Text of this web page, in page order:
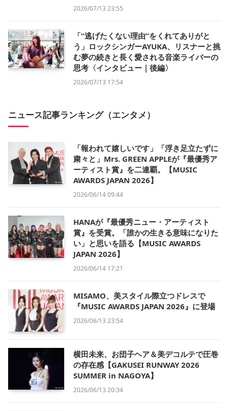
2026/07/13 23:55
「“逃げたくない理由”をくれてありがと
う」ロックシンガーAYUKA、リスナーと挑
む夢の続きと長く愛される音楽ライバーの
思考〈インタビュー｜後編〉
2026/07/13 17:54
ニュース記事ランキング（エンタメ）
「報われて嬉しいです」「浮き足立たずに
粛々と」Mrs. GREEN APPLEが『最優秀ア
ーティスト賞』を二連覇。【MUSIC
AWARDS JAPAN 2026】
2026/06/14 09:44
HANAが『最優秀ニュー・アーティスト
賞』を受賞。「誰かの生きる意味になりた
い」と思いを語る【MUSIC AWARDS
JAPAN 2026】
2026/06/14 17:21
MISAMO、美スタイル際立つドレスで
『MUSIC AWARDS JAPAN 2026』に登場
2026/06/13 23:54
横田未来、お団子ヘア＆美デコルテで圧巻
の存在感【GAKUSEI RUNWAY 2026
SUMMER in NAGOYA】
2026/06/13 20:34